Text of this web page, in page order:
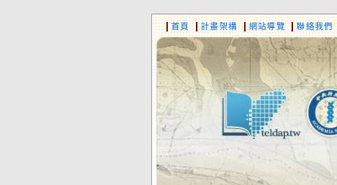
首頁 計畫架構 網站導覽 聯絡我們